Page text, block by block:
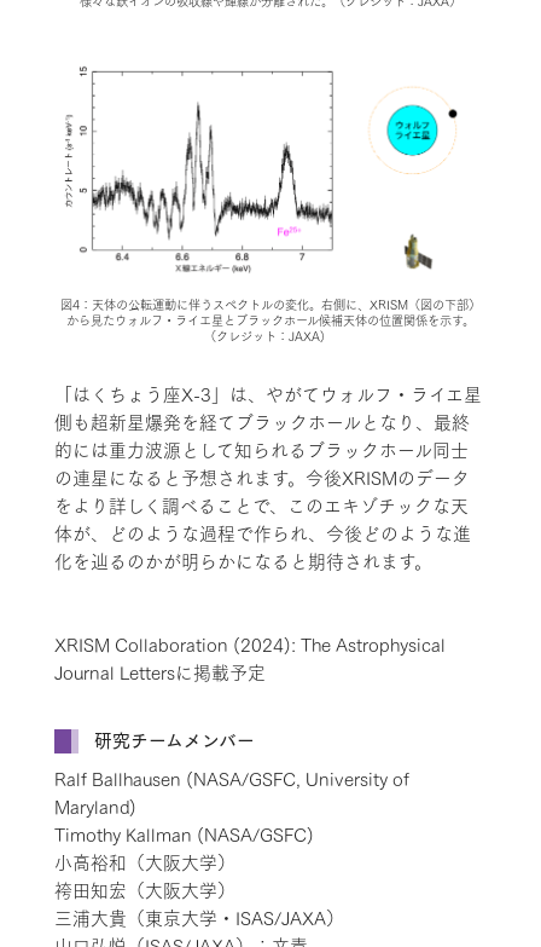
図4：天体の公転運動に伴うスペクトルの変化。右側に、XRISM（図の下部）
から見たウォルフ・ライエ星とブラックホール候補天体の位置関係を示す。
（クレジット：JAXA)
「はくちょう座X-3」は、やがてウォルフ・ライエ星
側も超新星爆発を経てブラックホールとなり、最終
的には重力波源として知られるブラックホール同士
の連星になると予想されます。今後XRISMのデータ
をより詳しく調べることで、このエキゾチックな天
体が、どのような過程で作られ、今後どのような進
化を辿るのかが明らかになると期待されます。
XRISM Collaboration (2024): The Astrophysical
Journal Lettersに掲載予定
研究チームメンバー
Ralf Ballhausen (NASA/GSFC, University of
Maryland)
Timothy Kallman (NASA/GSFC)
小高裕和（大阪大学）
袴田知宏（大阪大学）
三浦大貴（東京大学・ISAS/JAXA）